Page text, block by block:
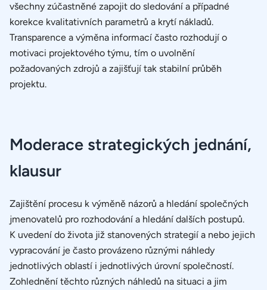
všechny zúčastněné zapojit do sledování a případné
korekce kvalitativních parametrů a krytí nákladů.
Transparence a výměna informací často rozhodují o
motivaci projektového týmu, tím o uvolnění
požadovaných zdrojů a zajišťují tak stabilní průběh
projektu.
Moderace strategických jednání,
klausur
Zajištění procesu k výměně názorů a hledání společných
jmenovatelů pro rozhodování a hledání dalších postupů.
K uvedení do života již stanovených strategií a nebo jejich
vypracování je často provázeno různými náhledy
jednotlivých oblastí i jednotlivých úrovní společností.
Zohlednění těchto různých náhledů na situaci a jim